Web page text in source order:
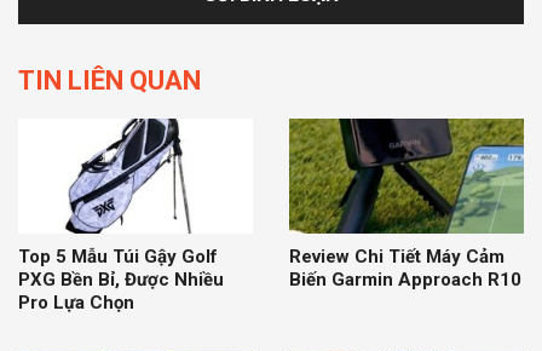
TIN LIÊN QUAN
Top 5 Mẫu Túi Gậy Golf
PXG Bền Bỉ, Được Nhiều
Pro Lựa Chọn
Review Chi Tiết Máy Cảm
Biến Garmin Approach R10